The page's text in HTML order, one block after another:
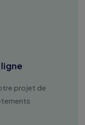
projet de